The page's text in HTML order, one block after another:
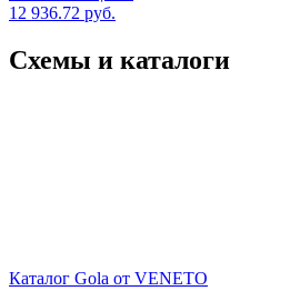
12 936.72 руб.
Схемы и каталоги
Каталог Gola от VENETO